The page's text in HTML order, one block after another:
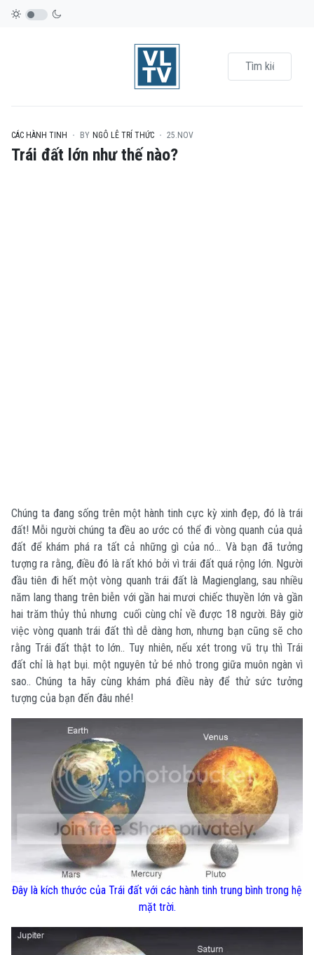
CÁC HÀNH TINH BY NGÔ LÊ TRÍ THỨC 25.NOV
Trái đất lớn như thế nào?
Chúng ta đang sống trên một hành tinh cực kỳ xinh đẹp, đó là trái
đất! Mỗi người chúng ta đều ao ước có thể đi vòng quanh của quả
đất để khám phá ra tất cả những gì của nó... Và bạn đã tưởng
tượng ra rằng, điều đó là rất khó bởi vì trái đất quá rộng lớn. Người
đầu tiên đi hết một vòng quanh trái đất là Magienglang, sau nhiều
năm lang thang trên biễn với gần hai mươi chiếc thuyền lớn và gần
hai trăm thủy thủ nhưng cuối cùng chỉ về được 18 người. Bây giờ
việc vòng quanh trái đất thì dễ dàng hơn, nhưng bạn cũng sẽ cho
rằng Trái đất thật to lớn.. Tuy nhiên, nếu xét trong vũ trụ thì Trái
đất chỉ là hạt bụi. một nguyên tử bé nhỏ trong giữa muôn ngàn vì
sao.. Chúng ta hãy cùng khám phá điều này để thử sức tưởng
tượng của bạn đến đâu nhé!
Đây là kích thước của Trái đất với các hành tinh trung bình trong hệ
mặt trời.